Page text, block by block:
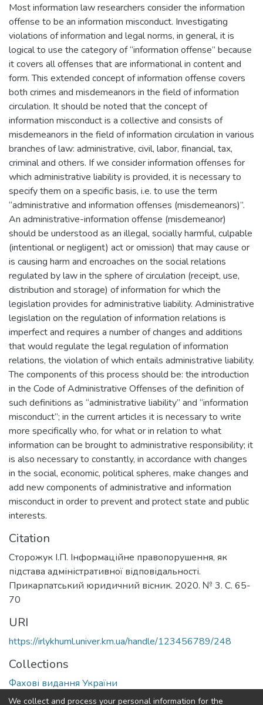
Most information law researchers consider the information
offense to be an information misconduct. Investigating
violations of information and legal norms, in general, it is
logical to use the category of “information offense” because
it covers all offenses that are informational in content and
form. This extended concept of information offense covers
both crimes and misdemeanors in the field of information
circulation. It should be noted that the concept of
information misconduct is a collective and consists of
misdemeanors in the field of information circulation in various
branches of law: administrative, civil, labor, financial, tax,
criminal and others. If we consider information offenses for
which administrative liability is provided, it is necessary to
specify them on a specific basis, i.e. to use the term
“administrative and information offenses (misdemeanors)”.
An administrative-information offense (misdemeanor)
should be understood as an illegal, socially harmful, culpable
(intentional or negligent) act or omission) that may cause or
is causing harm and encroaches on the social relations
regulated by law in the sphere of circulation (receipt, use,
distribution and storage) of information for which the
legislation provides for administrative liability. Administrative
legislation on the regulation of information relations is
imperfect and requires a number of changes and additions
that would regulate the legal regulation of information
relations, the violation of which entails administrative liability.
The components of this process should be: the introduction
in the Code of Administrative Offenses of the definition of
such definitions as “administrative liability” and “information
misconduct”; in the current articles it is necessary to write
more specifically who, for what or in relation to what
information can be brought to administrative responsibility; it
is also necessary to constantly, in accordance with changes
in the social, economic, political spheres, make changes and
add new components of administrative and information
misconduct in order to prevent and protect state and public
interests.
Citation
Сторожук І.П. Інформаційне правопорушення, як
підстава адміністративної відповідальності.
Прикарпатський юридичний вісник. 2020. № 3. С. 65-
70
URI
https://irlykhuml.univer.km.ua/handle/123456789/248
Collections
Фахові видання України
We collect and process your personal information for the